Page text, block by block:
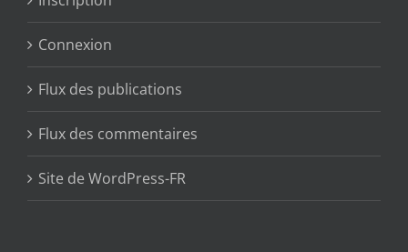
Connexion
Flux des publications
Flux des commentaires
Site de WordPress-FR